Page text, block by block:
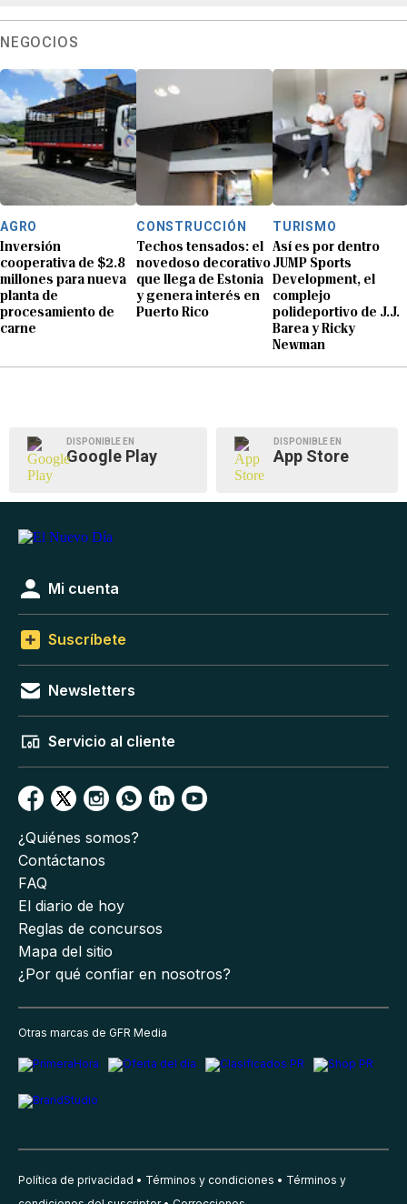
NEGOCIOS
AGRO
Inversión
cooperativa de $2.8
millones para nueva
planta de
procesamiento de
carne
CONSTRUCCIÓN
Techos tensados: el
novedoso decorativo
que llega de Estonia
y genera interés en
Puerto Rico
TURISMO
Así es por dentro
JUMP Sports
Development, el
complejo
polideportivo de J.J.
Barea y Ricky
Newman
DISPONIBLE EN
Google Play
DISPONIBLE EN
App Store
Mi cuenta
Suscríbete
Newsletters
Servicio al cliente
¿Quiénes somos?
Contáctanos
FAQ
El diario de hoy
Reglas de concursos
Mapa del sitio
¿Por qué confiar en nosotros?
Otras marcas de GFR Media
Política de privacidad Términos y condiciones
Términos y